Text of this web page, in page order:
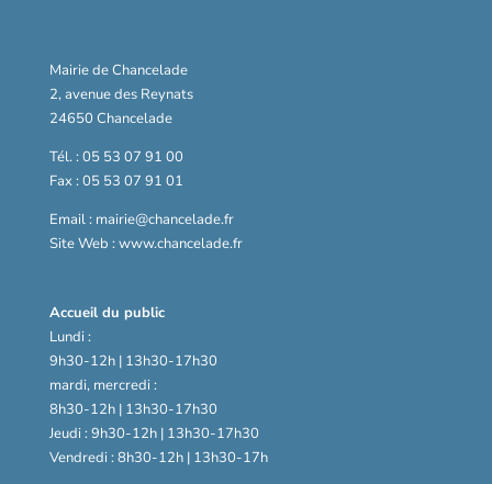
Mairie de Chancelade
2, avenue des Reynats
24650 Chancelade
Tél. : 05 53 07 91 00
Fax : 05 53 07 91 01
Email : mairie@chancelade.fr
Site Web : www.chancelade.fr
Accueil du public
Lundi :
9h30-12h | 13h30-17h30
mardi, mercredi :
8h30-12h | 13h30-17h30
Jeudi : 9h30-12h | 13h30-17h30
Vendredi : 8h30-12h | 13h30-17h